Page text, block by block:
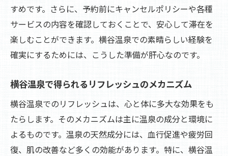
すめです。さらに、予約前にキャンセルポリシーや各種
サービスの内容を確認しておくことで、安心して滞在を
楽しむことができます。横谷温泉での素晴らしい経験を
確実にするためには、こうした準備が肝心なのです。
横谷温泉で得られるリフレッシュのメカニズム
横谷温泉でのリフレッシュは、心と体に多大な効果をも
たらします。そのメカニズムは主に温泉の成分と環境に
よるものです。温泉の天然成分には、血行促進や疲労回
復、肌の改善など多くの効能があります。特に、横谷温